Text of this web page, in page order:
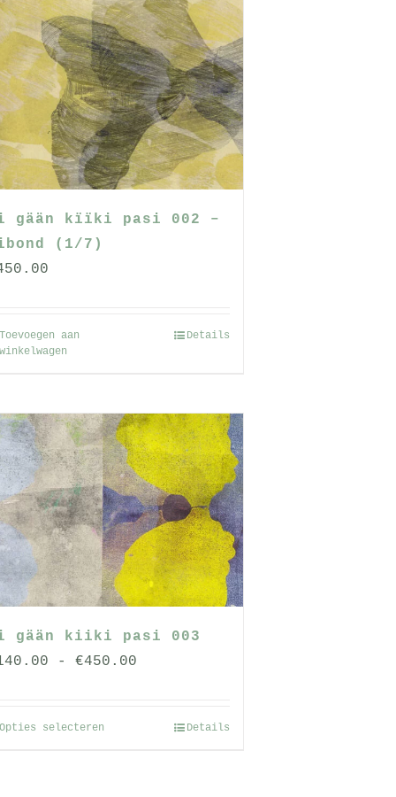
meerdere
variaties.
Deze
optie
kan
gekozen
worden
op
de
gään kïïki pasi 002 –
(1/7)
Toevoegen aan
winkelwagen
Details
gään kiiki pasi 003
- €450.00
€450.00
Opties selecteren Details